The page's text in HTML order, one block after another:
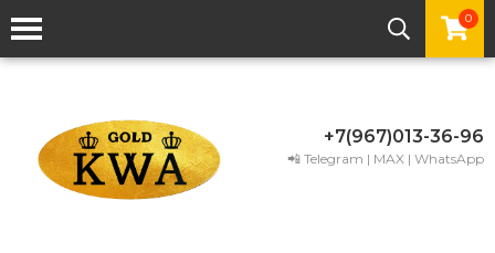
0
+7(967)013-36-96
📲 Telegram | MAX | WhatsApp